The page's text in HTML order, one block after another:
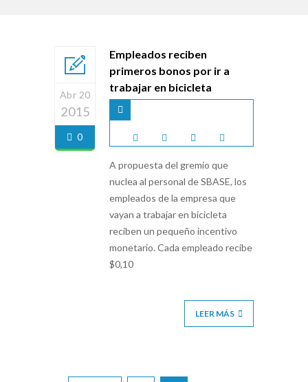
Abr 20
2015
0
Empleados reciben
primeros bonos por ir a
trabajar en bicicleta
A propuesta del gremio que
nuclea al personal de SBASE, los
empleados de la empresa que
vayan a trabajar en bicicleta
reciben un pequeño incentivo
monetario. Cada empleado recibe
$0,10
LEER MÁS